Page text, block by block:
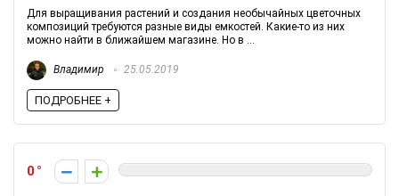
Для выращивания растений и создания необычайных цветочных
композиций требуются разные виды емкостей. Какие-то из них
можно найти в ближайшем магазине. Но в ...
Владимир 25.05.2019
ПОДРОБНЕЕ +
0